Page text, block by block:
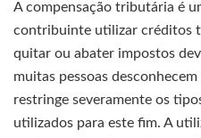
A compensação tributária é
contribuinte utilizar créditos
quitar ou abater impostos
muitas pessoas
restringe severamente os
utilizados para este fim. A